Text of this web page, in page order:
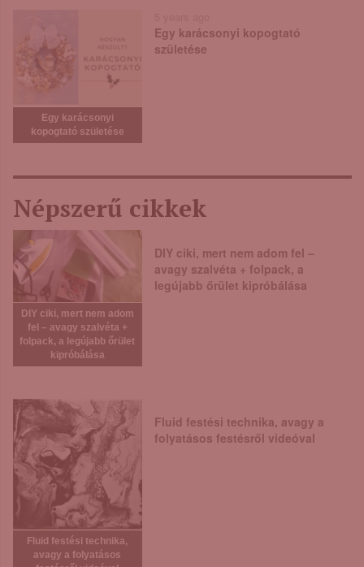
Egy karácsonyi
kopogtató születése
Egy karácsonyi kopogtató
születése
Népszerű cikkek
DIY ciki, mert nem adom
fel – avagy szalvéta +
folpack, a legújabb őrület
kipróbálása
DIY ciki, mert nem adom fel –
avagy szalvéta + folpack, a
legújabb őrület kipróbálása
Fluid festési technika,
avagy a folyatásos
Fluid festési technika, avagy a
folyatásos festésről videóval